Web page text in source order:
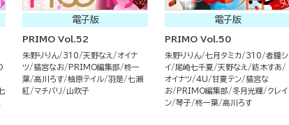
電子版
PRIMO Vol.52
朱野りりん 310 天野なえ
オイナ
ツ 猫宮なお PRIMO編集部
柊一
葉 高川ろす 柚原テイル 羽是 七瀬
紅
マチバリ 山吹子
電子版
PRIMO Vol.50
朱野りりん 七月タミカ 310
者鐘シ
イ
尾崎七千夏 天野なえ
紡木すあ
オイナツ 4U 甘夏テン 猫宮な
お
PRIMO編集部 冬月光輝
クレイ
ン 琴子 柊一葉 高川ろす